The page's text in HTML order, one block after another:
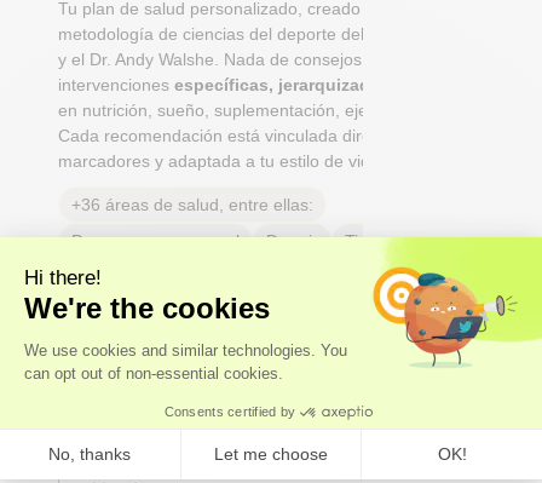
Tu plan de salud personalizado, creado bajo la
metodología de ciencias del deporte del Dr. Niko Mihic
y el Dr. Andy Walshe. Nada de consejos genéricos:
intervencionesespecíficas, jerarquizadas y prácticas
en nutrición, sueño, suplementación, ejercicio y estrés.
Cada recomendación está vinculada directamente a tus
marcadores y adaptada a tu estilo de vida.
+36 áreas de salud, entre ellas:
Peso y grasa corporal
Dormir
Tiroides
Salud del tracto urinario
Hormonas sexuales
Longevidad
Dolores de cabeza y migrañas
Salud reproductiva